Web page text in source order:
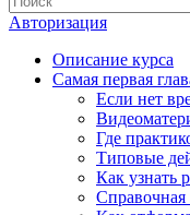
Авторизация
Описание курса
Самая первая
Если нет
Где
Типовые
Как узнать